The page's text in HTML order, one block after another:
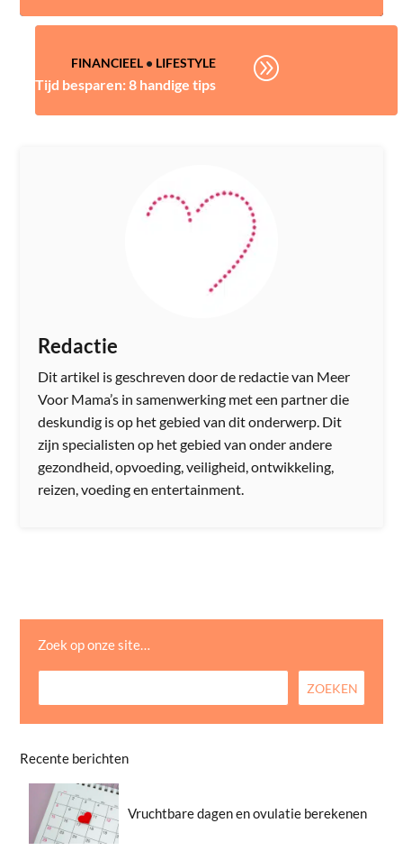
FINANCIEEL• LIFESTYLE
Tijd besparen: 8 handige tips
A
Redactie
Dit artikel is geschreven door de redactie van Meer
Voor Mama’s in samenwerking met een partner die
deskundig is op het gebied van dit onderwerp. Dit
zijn specialisten op het gebied van onder andere
gezondheid, opvoeding, veiligheid, ontwikkeling,
reizen, voeding en entertainment.
Zoek op onze site…
Recente berichten
Vruchtbare dagen en ovulatie berekenen